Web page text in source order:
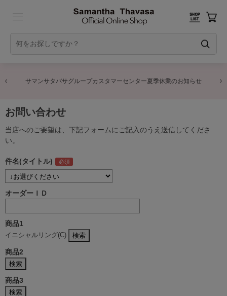
サマンサタバサグループカスタマーセンター夏季休業のお知らせ
お問い合わせ
当店へのご要望は、下記フォームにご記入のうえ送信してくださ
い。
件名(タイトル)
オーダーＩＤ
商品1
イニシャルリング(C)
商品2
商品3